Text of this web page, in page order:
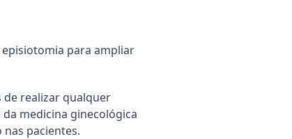
para ampliar
de realizar qualquer
medicina ginecológica
pacientes.